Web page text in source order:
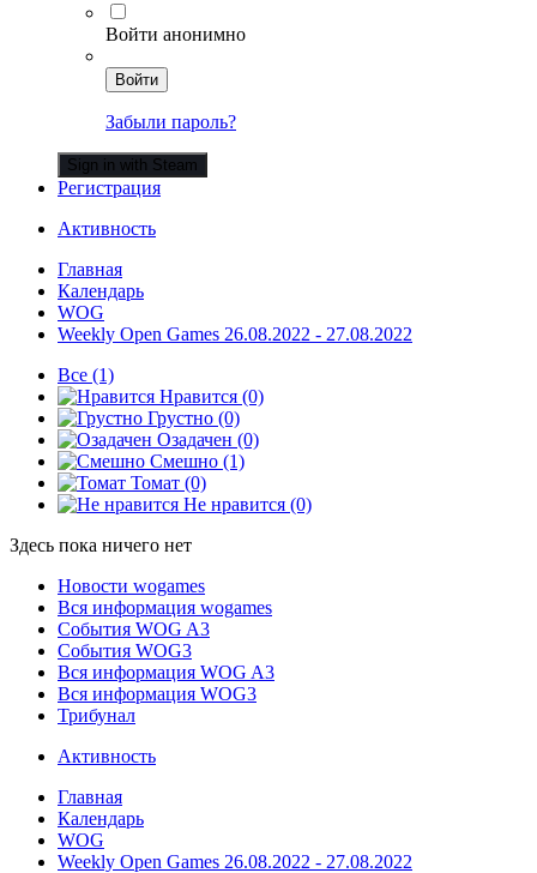
Войти анонимно
Войти
Забыли пароль?
Sign in with Steam
Регистрация
Активность
Главная
Календарь
WOG
Weekly Open Games 26.08.2022 - 27.08.2022
Все (1)
Нравится (0)
Грустно (0)
Озадачен (0)
Смешно (1)
Томат (0)
Не нравится (0)
Здесь пока ничего нет
Новости wogames
Вся информация wogames
События WOG A3
События WOG3
Вся информация WOG A3
Вся информация WOG3
Трибунал
Активность
Главная
Календарь
WOG
Weekly Open Games 26.08.2022 - 27.08.2022